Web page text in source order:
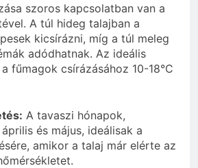
szoros kapcsolatban van a
A túl hideg talajban a
kicsírázni, míg a túl meleg
adódhatnak. Az ideális
fűmagok csírázásához 10-18°C
A tavaszi hónapok,
és május, ideálisak a
amikor a talaj már elérte az